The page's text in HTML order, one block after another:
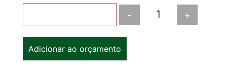
- +
Adicionar ao orçamento